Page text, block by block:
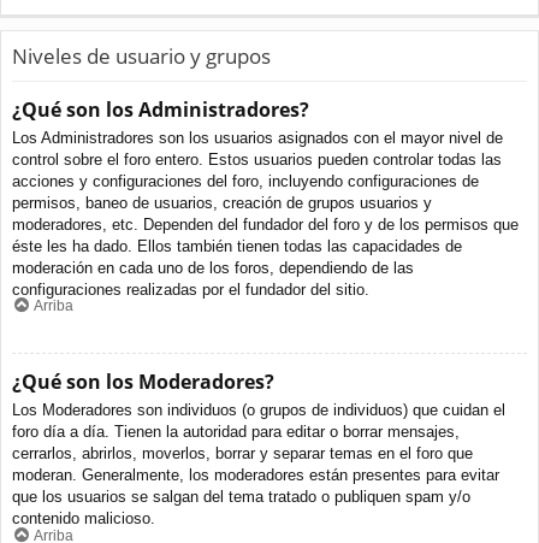
Niveles de usuario y grupos
¿Qué son los Administradores?
Los Administradores son los usuarios asignados con el mayor nivel de
control sobre el foro entero. Estos usuarios pueden controlar todas las
acciones y configuraciones del foro, incluyendo configuraciones de
permisos, baneo de usuarios, creación de grupos usuarios y
moderadores, etc. Dependen del fundador del foro y de los permisos que
éste les ha dado. Ellos también tienen todas las capacidades de
moderación en cada uno de los foros, dependiendo de las
configuraciones realizadas por el fundador del sitio.
Arriba
¿Qué son los Moderadores?
Los Moderadores son individuos (o grupos de individuos) que cuidan el
foro día a día. Tienen la autoridad para editar o borrar mensajes,
cerrarlos, abrirlos, moverlos, borrar y separar temas en el foro que
moderan. Generalmente, los moderadores están presentes para evitar
que los usuarios se salgan del tema tratado o publiquen spam y/o
contenido malicioso.
Arriba